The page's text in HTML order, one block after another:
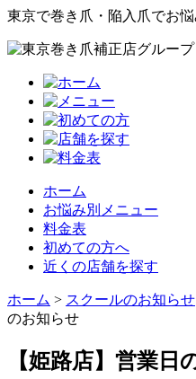
東京で巻き爪・陥入爪でお
ホーム
お悩み別メニュー
料金表
初めての方へ
近くの店舗を探す
ホーム > スクールのお知らせ
のお知らせ
【姫路店】営業日